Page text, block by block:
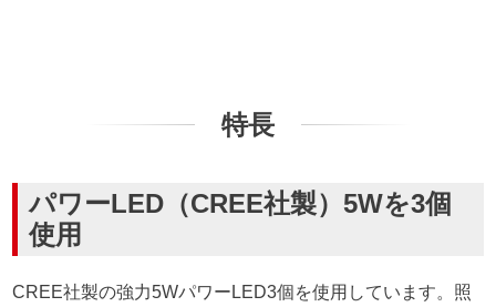
特長
パワーLED（CREE社製）5Wを3個
使用
CREE社製の強力5WパワーLED3個を使用しています。照